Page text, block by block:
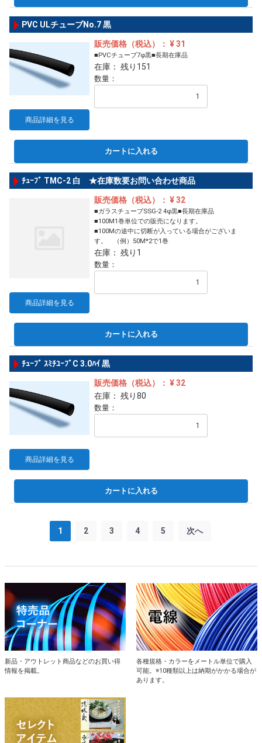
PVC ULチューブNo.7 黒
商品詳細を見る
販売価格（税込）： ¥ 31
■PVCチューブ7φ黒■長期在庫品
在庫： 残り151
数量：
カートに入れる
ﾁｭｰﾌﾞ TMC-2 白 ★在庫数要お問い合わせ商品
商品詳細を見る
販売価格（税込）： ¥ 32
■ガラスチューブSSG-2 4φ黒■長期在庫品
■100M1巻単位での販売になります。
■100Mの途中に切断が入っている場合がございま
す。 （例）50M*2で1巻
在庫： 残り1
数量：
カートに入れる
ﾁｭｰﾌﾞ ｽﾐﾁﾕｰﾌﾞC 3.0ﾊｲ 黒
商品詳細を見る
販売価格（税込）： ¥ 32
在庫： 残り80
数量：
カートに入れる
1 2 3 4 5 次へ
新品・アウトレット商品などのお買い得
情報を掲載。
各種規格・カラーをメートル単位で購入
可能。※10種類以上は納期がかかる場合が
あります。